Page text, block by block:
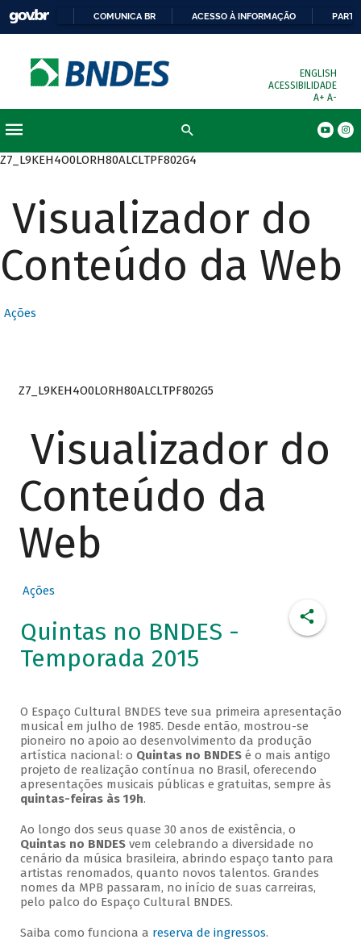
COMUNICA BR ACESSO À INFORMAÇÃO
ENGLISH
ACESSIBILIDADE
A+ A-
Z7_L9KEH4O0LORH80ALCLTPF802G4
Visualizador do
Conteúdo da Web
Ações
Z7_L9KEH4O0LORH80ALCLTPF802G5
Visualizador do
Conteúdo da
Web
Ações
Quintas no BNDES -
Temporada 2015
O Espaço Cultural BNDES teve sua primeira apresentação
musical em julho de 1985. Desde então, mostrou-se
pioneiro no apoio ao desenvolvimento da produção
artística nacional: o Quintas no BNDESé o mais antigo
projeto de realização contínua no Brasil, oferecendo
apresentações musicais públicas e gratuitas, sempre às
quintas-feiras às 19h.
Ao longo dos seus quase 30 anos de existência, o
Quintas no BNDESvem celebrando a diversidade no
cenário da música brasileira, abrindo espaço tanto para
artistas renomados, quanto novos talentos. Grandes
nomes da MPB passaram, no início de suas carreiras,
pelo palco do Espaço Cultural BNDES.
Saiba como funciona a reserva de ingressos.